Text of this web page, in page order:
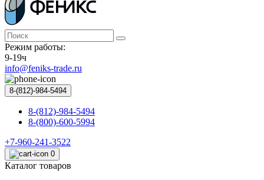
Режим работы:
9-19ч
info@feniks-trade.ru
8-(812)-984-5494
8-(812)-984-5494
8-(800)-600-5994
+7-960-241-3522
0
Каталог товаров